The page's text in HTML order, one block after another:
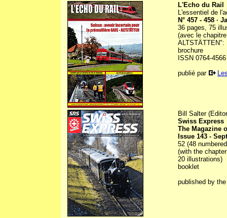
L'Echo du Rail
L'essentiel de
N° 457 - 458 ·
36 pages, 75
(avec le
ALTSTÄTTEN":
brochure
ISSN 0764-4566
publié par
Bill Salter
Swiss Express
The Magazine
Issue 143 -
52 (48
(with the
20 illustrations)
booklet
published by